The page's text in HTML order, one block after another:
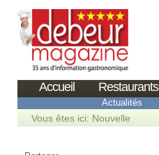
Accueil Restaurants
Actualités
Vous êtes ici: Nouvelle